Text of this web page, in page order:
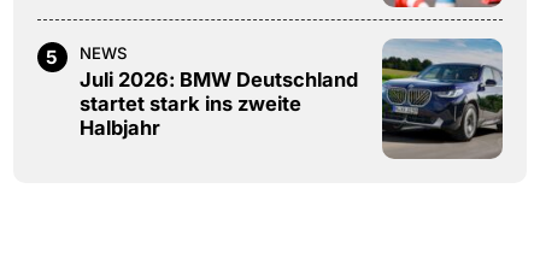
5 NEWS
Juli 2026: BMW Deutschland
startet stark ins zweite
Halbjahr